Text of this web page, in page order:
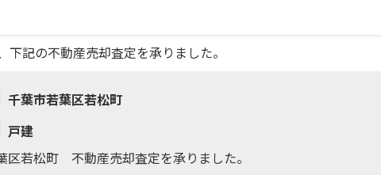
下記の不動産売却査定を承りました。
千葉市若葉区若松町
戸建
区若松町 不動産売却査定を承りました。